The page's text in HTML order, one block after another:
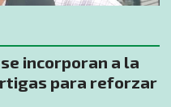
incorporan a la
para reforzar